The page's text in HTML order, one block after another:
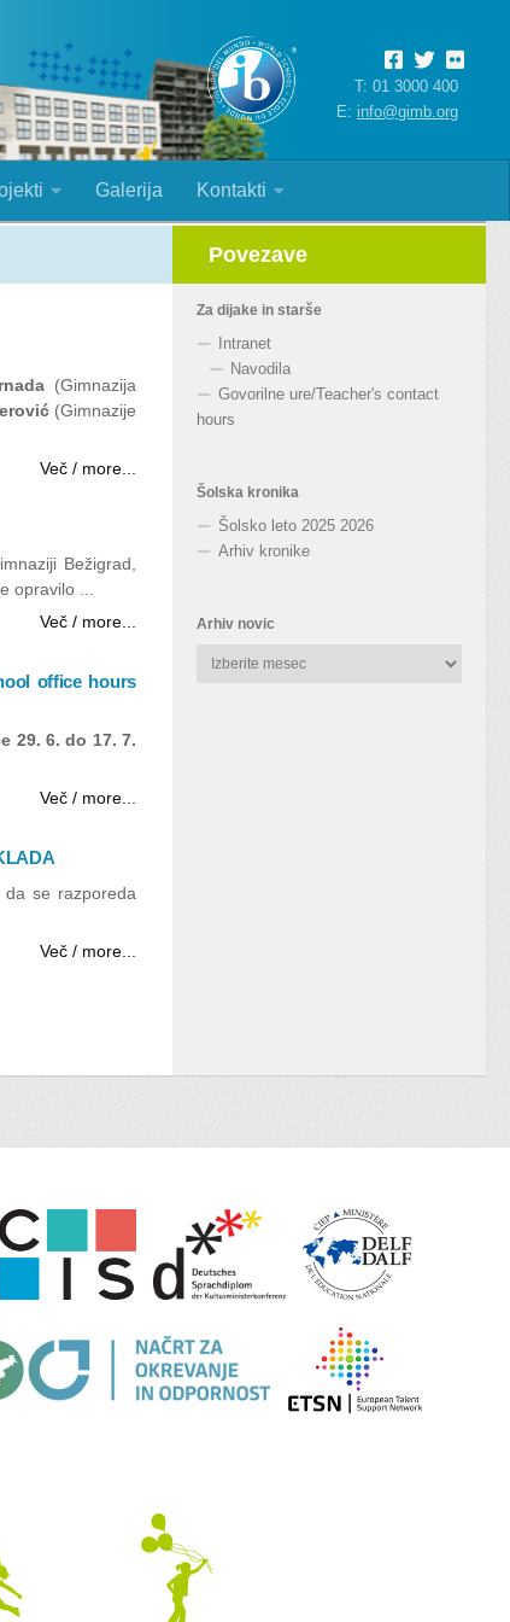
T: 01 3000 400
E: info@gimb.org
Galerija Kontakti
(Gimnazija
(Gimnazije
Več / more...
Bežigrad,
opravilo ...
Več / more...
office hours
29. 6. do 17. 7.
Več / more...
da se razporeda
Več / more...
Povezave
Za dijake in starše
Intranet
Navodila
Govorilne ure/Teacher's contact
hours
Šolska kronika
Šolsko leto 2025 2026
Arhiv kronike
Arhiv novic
Arhiv